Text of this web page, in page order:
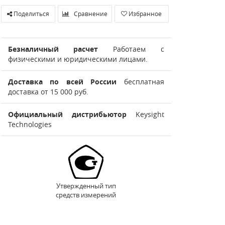
Поделиться Сравнение Избранное
Безналичный расчет Работаем с
физическими и юридическими лицами.
Доставка по всей России бесплатная
доставка от 15 000 руб.
Официальный дистрибьюторKeysight
Technologies
Утвержденный тип
средств измерений